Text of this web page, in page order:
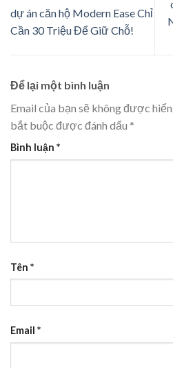
dự án căn hộ Modern Ease Chỉ
Cần 30 Triệu Để Giữ Chỗ!
Để lại một bình luận
Email của bạn sẽ không được
bắt buộc được đánh dấu *
Bình luận *
Tên *
Email *